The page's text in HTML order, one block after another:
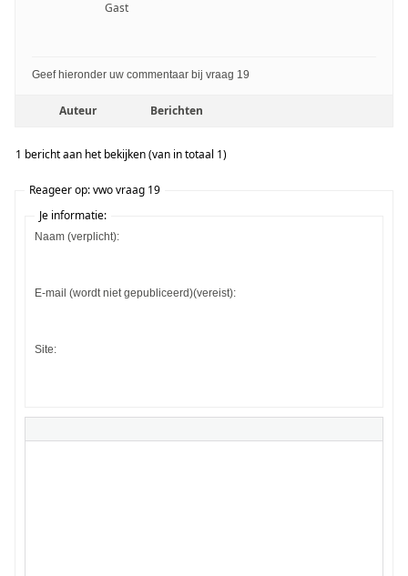
Gast
Geef hieronder uw commentaar bij vraag 19
Auteur Berichten
1 bericht aan het bekijken (van in totaal 1)
Reageer op: vwo vraag 19
Je informatie:
Naam (verplicht):
E-mail (wordt niet gepubliceerd)(vereist):
Site: